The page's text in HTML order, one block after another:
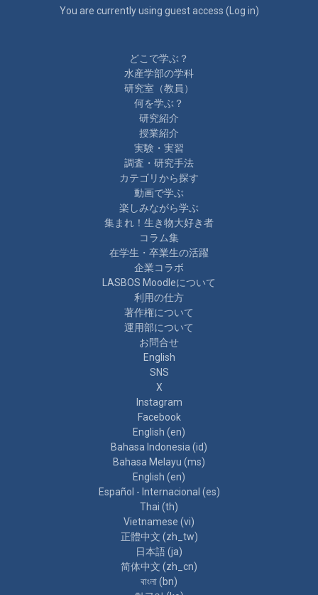
You are currently using guest access ( Log in)
どこで学ぶ？
水産学部の学科
研究室（教員）
何を学ぶ？
研究紹介
授業紹介
実験・実習
調査・研究手法
カテゴリから探す
動画で学ぶ
楽しみながら学ぶ
集まれ！生き物大好き者
コラム集
在学生・卒業生の活躍
企業コラボ
LASBOS Moodleについて
利用の仕方
著作権について
運用部について
お問合せ
English
SNS
X
Instagram
Facebook
English ‎(en)‎
Bahasa Indonesia ‎(id)‎
Bahasa Melayu ‎(ms)‎
English ‎(en)‎
Español - Internacional ‎(es)‎
Thai ‎(th)‎
Vietnamese ‎(vi)‎
正體中文 ‎(zh_tw)‎
日本語 ‎(ja)‎
简体中文 ‎(zh_cn)‎
বাংলা ‎(bn)‎